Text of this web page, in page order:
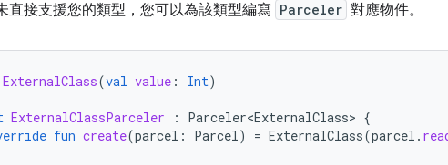
直接支援您的類型，您可以為該類型編寫 Parceler 對應物件。
ExternalClass(val value : Int)
ExternalClassParceler : Parceler<ExternalClass> {
fun create(parcel : Parcel) = ExternalClass(parcel .